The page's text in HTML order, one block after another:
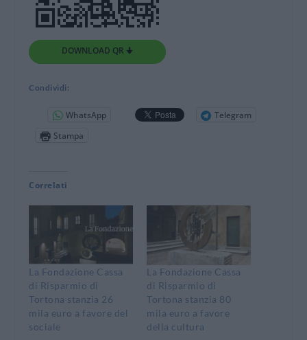
DOWNLOAD QR 🠋
Condividi:
WhatsApp
Telegram
Stampa
Correlati
La Fondazione Cassa
di Risparmio di
Tortona stanzia 26
mila euro a favore del
sociale
La Fondazione Cassa
di Risparmio di
Tortona stanzia 80
mila euro a favore
della cultura